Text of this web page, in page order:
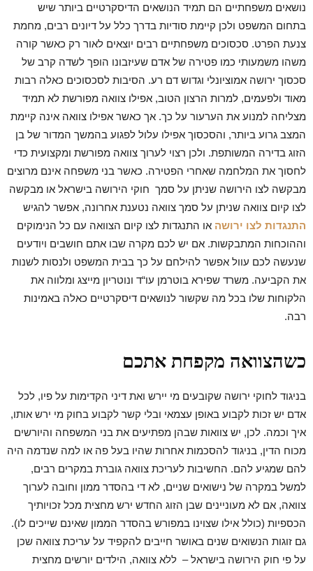
נושאים משפחתיים הם תמיד הנושאים הדיסקרטיים ביותר שיש
בתחום המשפט ולכן קיימת סודיות בדרך כלל על דיונים רבים, מחמת
צנעת הפרט. סכסוכים משפחתיים רבים יוצאים לאור רק כאשר קורה
משהו משמעותי כמו פטירה של אדם שעיזבונו הופך לשדה קרב של
סכסוך ירושה אמוציונלי וגדוש דם רע. הסיבות לסכסוכים כאלה רבות
מאוד ולפעמים, למרות הרצון הטוב, אפילו צוואה מפורשת לא תמיד
מצליחה למנוע את הערעור על כך. אך כאשר אפילו צוואה אינה קיימת
המצב גרוע ביותר, והסכסוך אפילו עלול לפגוע בהמשך המדור של בן
הזוג בדירה המשותפת. ולכן רצוי לערוך צוואה מפורשת ומקצועית כדי
לחסוך את המלחמה שאחרי הפטירה. כאשר בני משפחה אינם מרוצים
מבקשה לצו הירושה שניתן על סמך חוקי הירושה בישראל או מבקשה
לצו קיום צוואה שניתן על סמך צוואה נטענת אחרונה, אפשר להגיש
התנגדות לצו ירושה או התנגדות לצו קיום הצוואה עם כל הנימוקים
וההוכחות המתבקשות. אם יש לכם מקרה שבו אתם חושבים ויודעים
שנעשה לכם עוול אפשר להילחם על כך בבית המשפט ולנסות לשנות
את הקביעה. משרד שפירא בוטרמן עו“ד ונוטריון מייצג ומלווה את
הלקוחות שלו בכל מה שקשור לנושאים דיסקרטיים כאלה באמינות
רבה.
כשהצוואה מקפחת אתכם
בניגוד לחוקי ירושה שקובעים מי יירש ואת דיני הקדימות על פיו, לכל
אדם יש זכות לקבוע באופן עצמאי ובלי קשר לקבוע בחוק מי ירש אותו,
איך וכמה. לכן, יש צוואות שבהן מפתיעים את בני המשפחה והיורשים
מכוח הדין, בניגוד להסכמות אחרות שהיו בעל פה או למה שנדמה היה
להם שמגיע להם. החשיבות לעריכת צוואה גוברת במקרים רבים,
למשל במקרה של נישואים שניים, לא די בהסדר ממון וחובה לערוך
צוואה, אם לא מעוניינים שבן הזוג החדש ירש מחצית מכל זכויותיך
הכספיות (כולל אילו שצוינו במפורש בהסדר הממון שאינם שייכים לו).
גם זוגות הנשואים שנים באושר חייבים להקפיד על עריכת צוואה שכן
על פי חוק הירושה בישראל – ללא צוואה, הילדים יורשים מחצית